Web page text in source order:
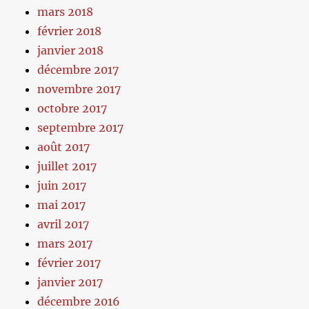
mars 2018
février 2018
janvier 2018
décembre 2017
novembre 2017
octobre 2017
septembre 2017
août 2017
juillet 2017
juin 2017
mai 2017
avril 2017
mars 2017
février 2017
janvier 2017
décembre 2016